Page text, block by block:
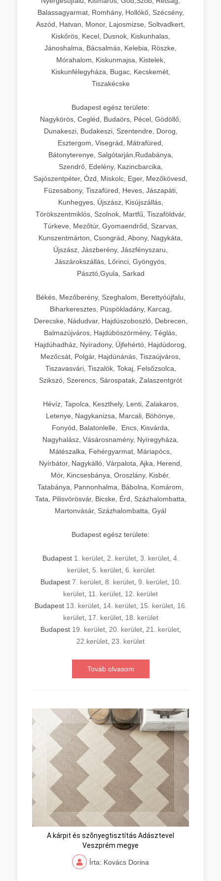
Balassagyarmat, Romhány, Hollókő, Szécsény,
Aszód, Hatvan, Monor, Lajosmizse, Soltvadkert,
Kiskőrös, Kecel, Dusnok, Kiskunhalas,
Jánoshalma, Bácsalmás, Kelebia, Röszke,
Mórahalom, Kiskunmajsa, Kistelek,
Kiskunfélegyháza, Bugac, Kecskemét,
Tiszakécske
Budapest egész területe:
Nagykörös, Cegléd, Budaörs, Pécel, Gödöllő,
Dunakeszi, Budakeszi, Szentendre, Dorog,
Esztergom, Visegrád, Mátrafüred,
Bátonyterenye, Salgótarján,Rudabánya,
Szendrő, Edelény, Kazincbarcika,
Sajószentpéter, Ózd, Miskolc, Eger, Mezőkövesd,
Füzesabony, Tiszafüred, Heves, Jászapáti,
Kunhegyes, Újszász, Kisújszállás,
Törökszentmiklós, Szolnok, Martfű, Tiszaföldvár,
Túrkeve, Mezőtúr, Gyomaendrőd, Szarvas,
Kunszentmárton, Csongrád, Abony, Nagykáta,
Újszász, Jászberény, Jászfényszaru,
Jászárokszállás, Lőrinci, Gyöngyös,
Pásztó,Gyula, Sarkad
Békés, Mezőberény, Szeghalom, Berettyóújfalu,
Biharkeresztes, Püspökladány, Karcag,
Derecske, Nádudvar, Hajdúszoboszló, Debrecen,
Balmazújváros, Hajdúböszörmény, Téglás,
Hajdúhadház, Nyíradony, Újfehértó, Hajdúdorog,
Mezőcsát, Polgár, Hajdúnánás, Tiszaújváros,
Tiszavasvári, Tiszalök, Tokaj, Felsőzsolca,
Szikszó, Szerencs, Sárospatak, Zalaszentgrót
Hévíz, Tapolca, Keszthely, Lenti, Zalakaros,
Letenye, Nagykanizsa, Marcali, Böhönye,
Fonyód, Balatonlelle, Encs, Kisvárda,
Nagyhalász, Vásárosnamény, Nyíregyháza,
Mátészalka, Fehérgyarmat, Máriapócs,
Nyírbátor, Nagykálló, Várpalota, Ajka, Herend,
Mór, Kincsesbánya, Oroszlány, Kisbér,
Tatabánya, Pannonhalma, Bábolna, Komárom,
Tata, Pilisvörösvár, Bicske, Érd, Százhalombatta,
Martonvásár, Százhalombatta, Gyál
Budapest egész területe:
Budapest 1. kerület, 2. kerület, 3. kerület, 4.
kerület, 5. kerület, 6. kerület
Budapest 7. kerület, 8. kerület, 9. kerület, 10.
kerület 11. kerület 12. kerület
Budapest 13. kerület, 14. kerület, 15. kerület, 16.
kerület, 17. kerület, 18. kerület
Budapest 19. kerület, 20. kerület, 21. kerület,
22.kerület 23. kerület
Továb olvasom
A kárpit és szõnyegtisztítás Adásztevel
Veszprém megye
Írta: Kovács Dorina